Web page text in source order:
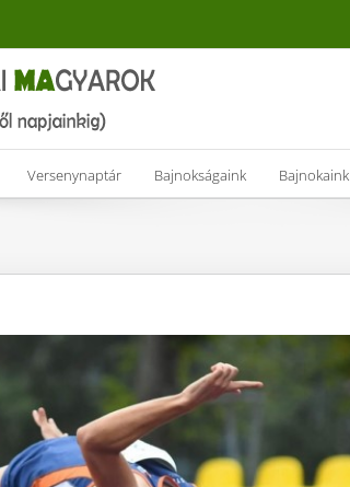
Versenynaptár Bajnokságaink Bajnokaink